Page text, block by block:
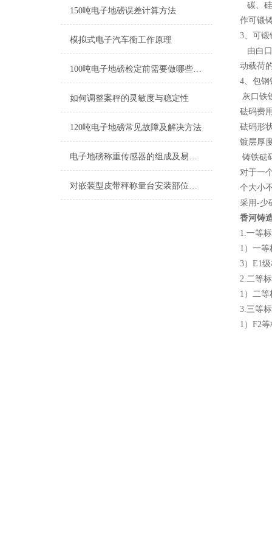
150吨电子地磅误差计算方法
模拟式电子汽车衡工作原理
100吨电子地磅检定前需要做哪些准备工作
如何调整案秤的灵敏度与稳定性
120吨电子地磅常见故障及解决方法
电子地磅称重传感器的组成及易遭雷击的特性分析
对嵌装型皮带秤称量台安装部位的要求
碳、硅
作可锻
3、可锻
由白口
动载荷
4、包钢
灰口铁
砝码费
砝码形
镀层厚
铸铁砝
对于一
个大小
采用-少
香河铸
1.一等
1）一
3）E1
2.二等
1）二
3.三等
1）F2